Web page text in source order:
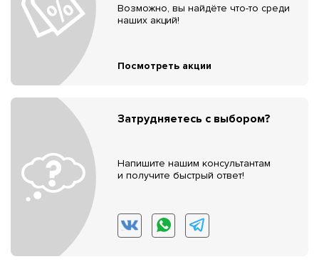
Возможно, вы найдёте что-то среди
наших акций!
Посмотреть акции
Затрудняетесь с выбором?
Напишите нашим консультантам
и получите быстрый ответ!